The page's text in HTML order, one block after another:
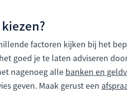
factoren kijken bij het
goed je te laten adviseren
nagenoeg alle banken en
geven. Maak gerust een